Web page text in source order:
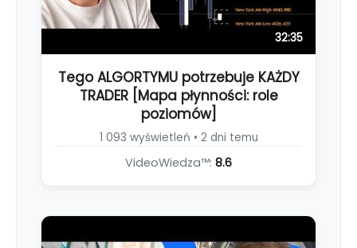
32:35
Tego ALGORTYMU potrzebuje KAŻDY
TRADER [Mapa płynności: role
poziomów]
1 093 wyświetleń • 2 dni temu
VideoWiedza™: 8.6